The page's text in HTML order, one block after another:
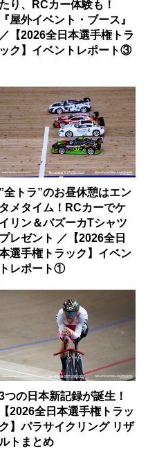
たり、RCカー体験も！
『屋外イベント・ブース』
／【2026全日本選手権トラ
ック】イベントレポート③
”全トラ”のお昼休憩はエン
タメタイム！RCカーでケ
イリン＆バズーカTシャツ
プレゼント ／【2026全日
選手権トラック】イベン
トレポート①
つの日本新記録が誕生！
【2026全日本選手権トラッ
ク】パラサイクリング リザ
ルトまとめ